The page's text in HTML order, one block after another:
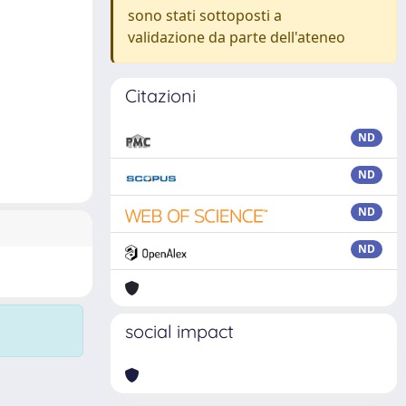
sono stati sottoposti a
validazione da parte dell'ateneo
Citazioni
ND
ND
ND
ND
social impact